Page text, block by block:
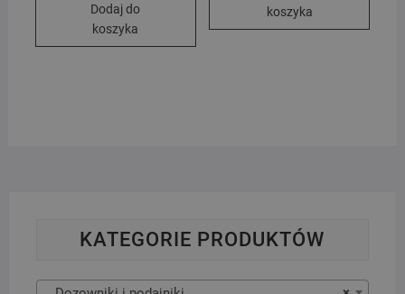
Dodaj do
koszyka
koszyka
KATEGORIE PRODUKTÓW